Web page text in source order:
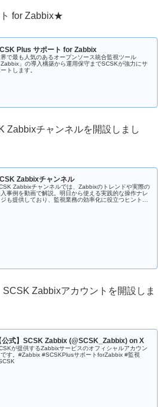
for Zabbix★
Plus サポート for Zabbix
で最も人気のあるオープンソース統合監視ツール
Zabbix」の導入構築から運用保守までSCSKが強力にサ
トします。
Zabbixチャンネルを開設しまし
Zabbixチャンネル
Zabbixチャンネルでは、Zabbixのトレンドや実際の
事例を動画で解説。明日から使える実践的な操作ナレ
ジも提供しており、監視業務の効率化に役立つヒントが
Zabbixアカウントを開設しま
公式】SCSK Zabbix (@SCSK_Zabbix) on X
が提供するZabbixサービスのオフィシャルアカウン
です。#Zabbix #SCSKPlusサポートforZabbix #監視